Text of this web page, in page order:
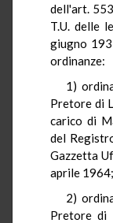
dell'art.
T.U. delle
giugno
ordinanze:
1)
Pretore di
carico di
del
Gazzetta
aprile 1964;
2)
Pretore di